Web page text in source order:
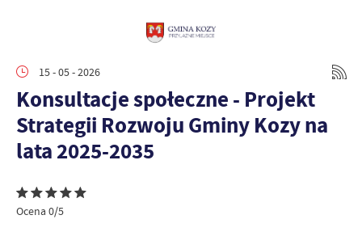
15 - 05 - 2026
Konsultacje społeczne - Projekt
Strategii Rozwoju Gminy Kozy na
lata 2025-2035
Ocena 0/5